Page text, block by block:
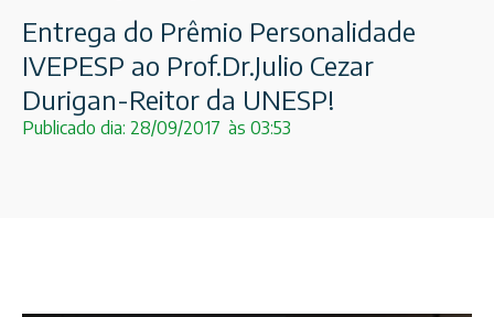
Entrega do Prêmio Personalidade
IVEPESP ao Prof.Dr.Julio Cezar
Durigan-Reitor da UNESP!
Publicado dia: 28/09/2017 às 03:53